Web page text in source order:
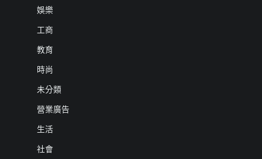
娛樂
工商
教育
時尚
未分類
營業廣告
生活
社會